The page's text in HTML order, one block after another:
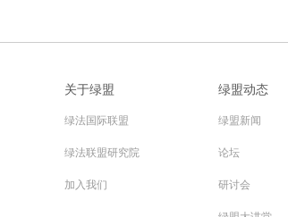
关于绿盟
绿法国际联盟
绿法联盟研究院
加入我们
绿盟动态
绿盟新闻
论坛
研讨会